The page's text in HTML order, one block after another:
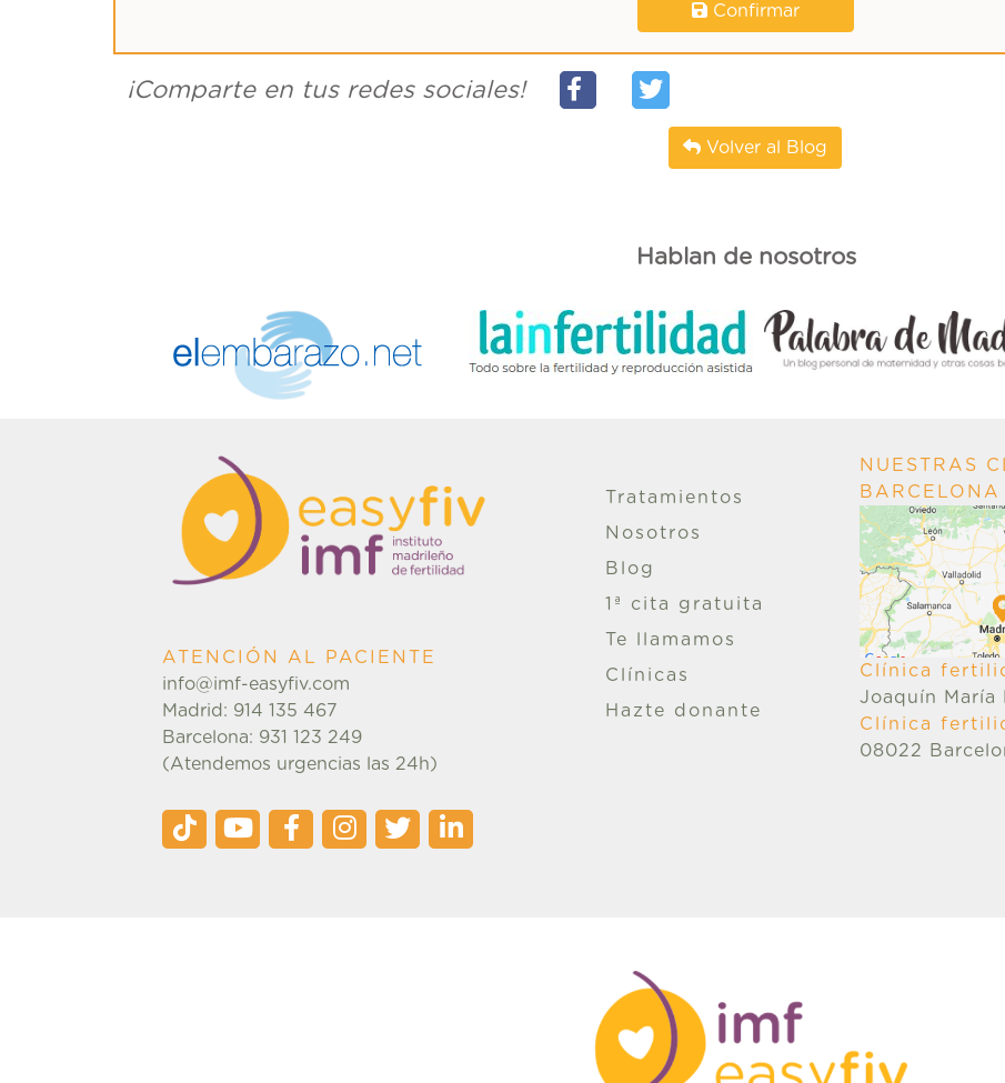
Confirmar
¡Comparte en tus redes sociales!
Volver al Blog
Hablan de nosotros
ATENCIÓN AL PACIENTE
info@imf-easyfiv.com
Madrid: 914 135 467
Barcelona: 931 123 249
(Atendemos urgencias las 24h)
Tratamientos
Nosotros
Blog
1ª cita gratuita
Te llamamos
Clínicas
Hazte donante
NUESTRAS
BARCELONA
Clínica
Joaquín María
Clínica
08022